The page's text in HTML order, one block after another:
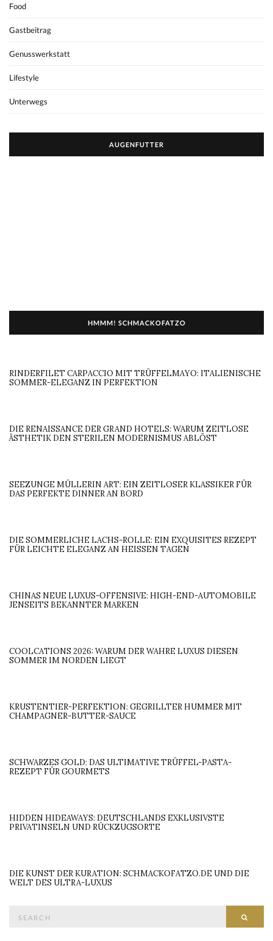
Food
Gastbeitrag
Genusswerkstatt
Lifestyle
Unterwegs
AUGENFUTTER
HMMM! SCHMACKOFATZO
RINDERFILET CARPACCIO MIT TRÜFFELMAYO: ITALIENISCHE
SOMMER-ELEGANZ IN PERFEKTION
DIE RENAISSANCE DER GRAND HOTELS: WARUM ZEITLOSE
ÄSTHETIK DEN STERILEN MODERNISMUS ABLÖST
SEEZUNGE MÜLLERIN ART: EIN ZEITLOSER KLASSIKER FÜR
DAS PERFEKTE DINNER AN BORD
DIE SOMMERLICHE LACHS-ROLLE: EIN EXQUISITES REZEPT
FÜR LEICHTE ELEGANZ AN HEISSEN TAGEN
CHINAS NEUE LUXUS-OFFENSIVE: HIGH-END-AUTOMOBILE
JENSEITS BEKANNTER MARKEN
COOLCATIONS 2026: WARUM DER WAHRE LUXUS DIESEN
SOMMER IM NORDEN LIEGT
KRUSTENTIER-PERFEKTION: GEGRILLTER HUMMER MIT
CHAMPAGNER-BUTTER-SAUCE
SCHWARZES GOLD: DAS ULTIMATIVE TRÜFFEL-PASTA-
REZEPT FÜR GOURMETS
HIDDEN HIDEAWAYS: DEUTSCHLANDS EXKLUSIVSTE
PRIVATINSELN UND RÜCKZUGSORTE
DIE KUNST DER KURATION: SCHMACKOFATZO.DE UND DIE
WELT DES ULTRA-LUXUS